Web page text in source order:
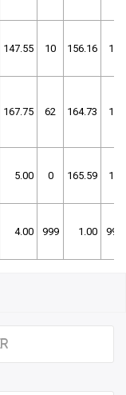
147.55 10 156.16 10
167.75 62 164.73 10
5.00 0 165.59 12
4.00 999 1.00 999